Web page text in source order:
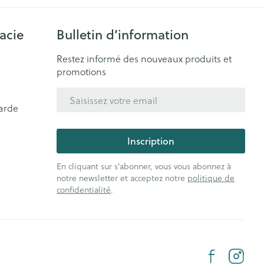
Bulletin d’information
Restez informé des nouveaux produits et
promotions
Inscription
En cliquant sur s'abonner, vous vous abonnez à
notre newsletter et acceptez notre politique de
confidentialité.